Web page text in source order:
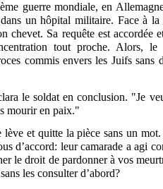
guerre mondiale, en
un hôpital militaire. Face à
chevet. Sa requête est accordée
tout proche. Alors,
commis envers les Juifs sans
le soldat en conclusion. "Je
mourir en paix."
et quitte la pièce sans un
d’accord: leur camarade a agi
le droit de pardonner à vos
les consulter d’abord?